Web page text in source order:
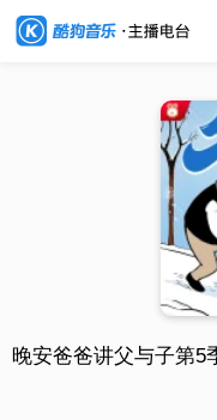
晚安爸爸讲父与子第5